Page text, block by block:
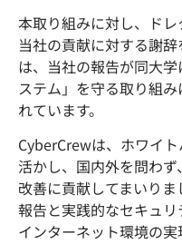
本取り組みに対し、ドレ
当社の貢献に対する謝
は、当社の報告が同大
ステム」を守る取り組
れています。
CyberCrewは、ホワイ
活かし、国内外を問わ
改善に貢献してまいり
報告と実践的なセキュ
インターネット環境の実